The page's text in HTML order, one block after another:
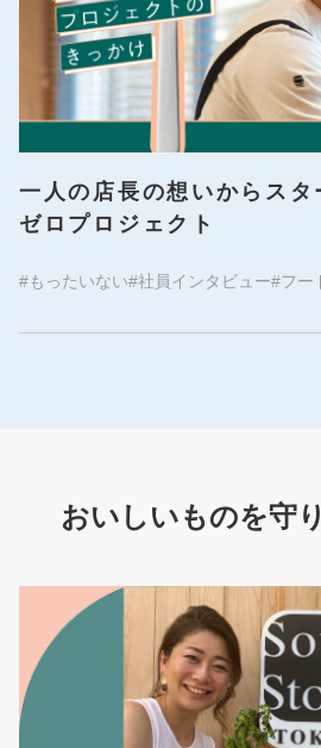
一人の店長の想いからスタ
ゼロプロジェクト
#もったいない#社員インタビュー#フー
おいしいものを守